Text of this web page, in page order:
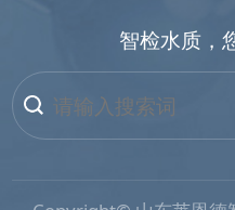
智检水质，